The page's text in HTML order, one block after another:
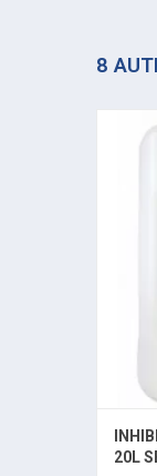
8
20L